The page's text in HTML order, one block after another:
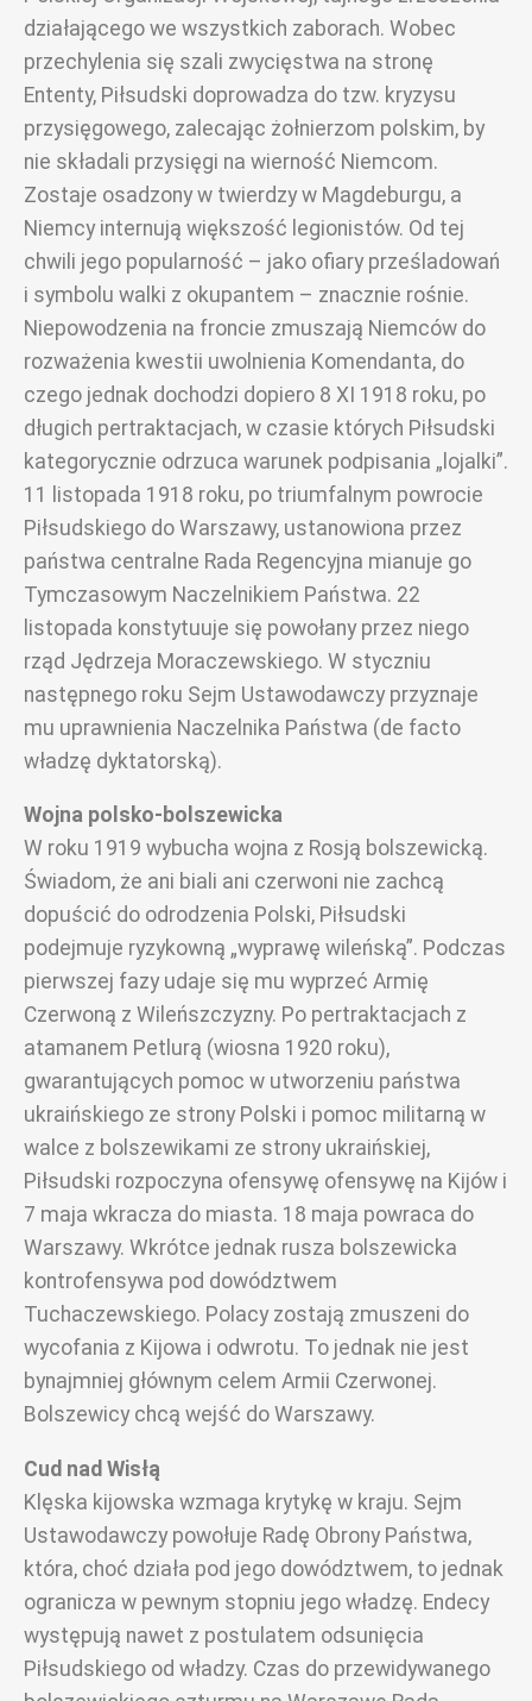
działającego we wszystkich zaborach. Wobec
przechylenia się szali zwycięstwa na stronę
Ententy, Piłsudski doprowadza do tzw. kryzysu
przysięgowego, zalecając żołnierzom polskim, by
nie składali przysięgi na wierność Niemcom.
Zostaje osadzony w twierdzy w Magdeburgu, a
Niemcy internują większość legionistów. Od tej
chwili jego popularność – jako ofiary prześladowań
i symbolu walki z okupantem – znacznie rośnie.
Niepowodzenia na froncie zmuszają Niemców do
rozważenia kwestii uwolnienia Komendanta, do
czego jednak dochodzi dopiero 8 XI 1918 roku, po
długich pertraktacjach, w czasie których Piłsudski
kategorycznie odrzuca warunek podpisania „lojalki”.
11 listopada 1918 roku, po triumfalnym powrocie
Piłsudskiego do Warszawy, ustanowiona przez
państwa centralne Rada Regencyjna mianuje go
Tymczasowym Naczelnikiem Państwa. 22
listopada konstytuuje się powołany przez niego
rząd Jędrzeja Moraczewskiego. W styczniu
następnego roku Sejm Ustawodawczy przyznaje
mu uprawnienia Naczelnika Państwa (de facto
władzę dyktatorską).
Wojna polsko-bolszewicka
W roku 1919 wybucha wojna z Rosją bolszewicką.
Świadom, że ani biali ani czerwoni nie zachcą
dopuścić do odrodzenia Polski, Piłsudski
podejmuje ryzykowną „wyprawę wileńską”. Podczas
pierwszej fazy udaje się mu wyprzeć Armię
Czerwoną z Wileńszczyzny. Po pertraktacjach z
atamanem Petlurą (wiosna 1920 roku),
gwarantujących pomoc w utworzeniu państwa
ukraińskiego ze strony Polski i pomoc militarną w
walce z bolszewikami ze strony ukraińskiej,
Piłsudski rozpoczyna ofensywę ofensywę na Kijów i
7 maja wkracza do miasta. 18 maja powraca do
Warszawy. Wkrótce jednak rusza bolszewicka
kontrofensywa pod dowództwem
Tuchaczewskiego. Polacy zostają zmuszeni do
wycofania z Kijowa i odwrotu. To jednak nie jest
bynajmniej głównym celem Armii Czerwonej.
Bolszewicy chcą wejść do Warszawy.
Cud nad Wisłą
Klęska kijowska wzmaga krytykę w kraju. Sejm
Ustawodawczy powołuje Radę Obrony Państwa,
która, choć działa pod jego dowództwem, to jednak
ogranicza w pewnym stopniu jego władzę. Endecy
występują nawet z postulatem odsunięcia
Piłsudskiego od władzy. Czas do przewidywanego